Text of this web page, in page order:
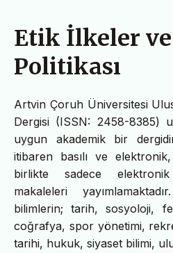
Etik İlkeler ve
Politikası
Artvin Çoruh Üniversitesi
Dergisi (ISSN: 2458-8385)
uygun akademik bir
itibaren basılı ve
birlikte sadece
makaleleri
bilimlerin; tarih, sosyoloji,
coğrafya, spor yönetimi,
tarihi, hukuk, siyaset bilimi,